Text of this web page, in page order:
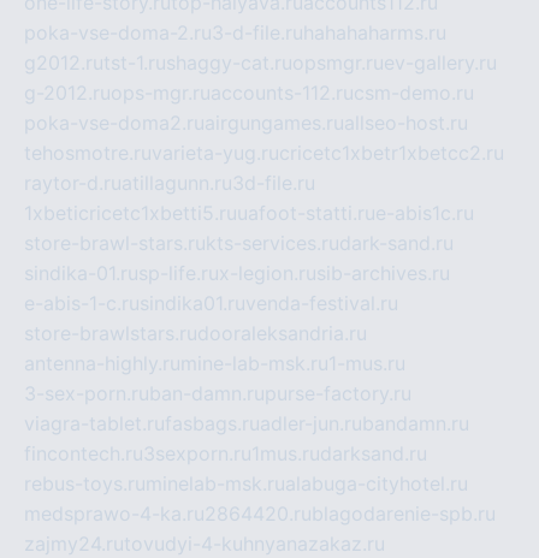
poka-vse-doma-2.ru3-d-file.ru hahahaharms.ru
g2012.rutst-1.rushaggy-cat.ruopsmgr.ruev-gallery.ru
g-2012.ruops-mgr.ruaccounts-112.rucsm-demo.ru
poka-vse-doma2.ruairgungames.ruallseo-host.ru
tehosmotre.ruvarieta-yug.rucricetc1xbetr1xbetcc2.ru
raytor-d.ruatillagunn.ru3d-file.ru
1xbeticricetc1xbetti5.ruuafoot-statti.rue-abis1c.ru
store-brawl-stars.rukts-services.rudark-sand.ru
sindika-01.rusp-life.rux-legion.rusib-archives.ru
e-abis-1-c.rusindika01.ruvenda-festival.ru
store-brawlstars.rudooraleksandria.ru
antenna-highly.ru mine-lab-msk.ru1-mus.ru
3-sex-porn.ruban-damn.rupurse-factory.ru
viagra-tablet.rufasbags.ruadler-jun.rubandamn.ru
fincontech.ru3sexporn.ru1mus.rudarksand.ru
rebus-toys.ru minelab-msk.rualabuga-cityhotel.ru
medsprawo-4-ka.ru2864420.rublagodarenie-spb.ru
zajmy24.rutovudyi-4-kuhnyanazakaz.ru